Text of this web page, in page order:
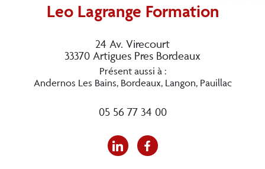
Leo Lagrange Formation
24 Av. Virecourt
33370 Artigues Pres Bordeaux
Présent aussi à :
Andernos Les Bains, Bordeaux, Langon, Pauillac
05 56 77 34 00